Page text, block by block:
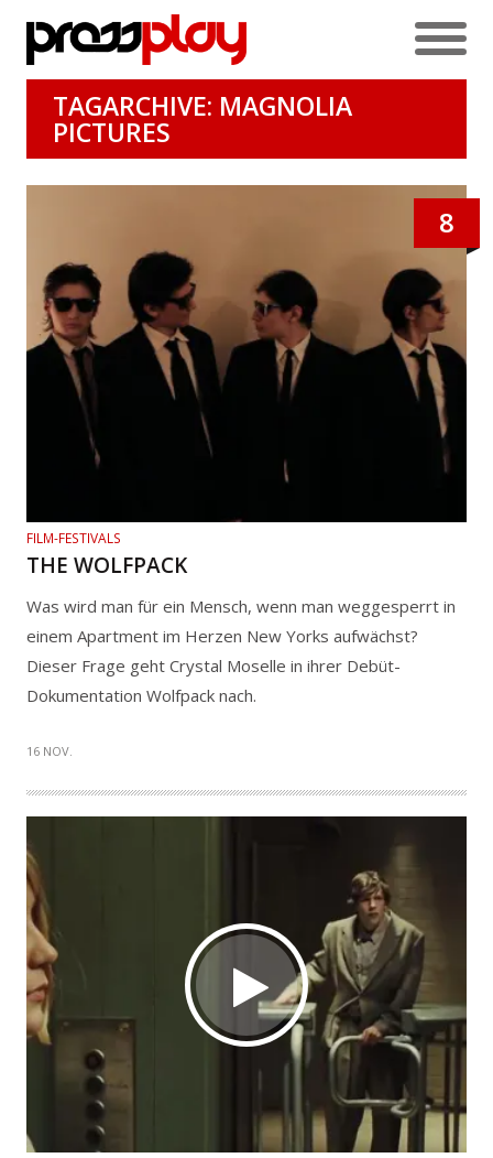
TAGARCHIVE: MAGNOLIA
PICTURES
8
FILM-FESTIVALS
THE WOLFPACK
Was wird man für ein Mensch, wenn man weggesperrt in
einem Apartment im Herzen New Yorks aufwächst?
Dieser Frage geht Crystal Moselle in ihrer Debüt-
Dokumentation Wolfpack nach.
16 NOV.